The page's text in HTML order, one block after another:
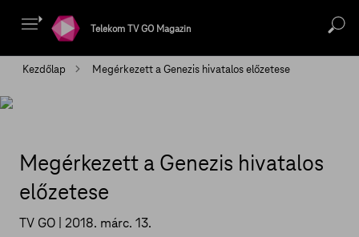
Telekom TV GO Magazin
Kezdőlap Megérkezett a Genezis hivatalos előzetese
Megérkezett a Genezis hivatalos
előzetese
TV GO | 2018. márc. 13.